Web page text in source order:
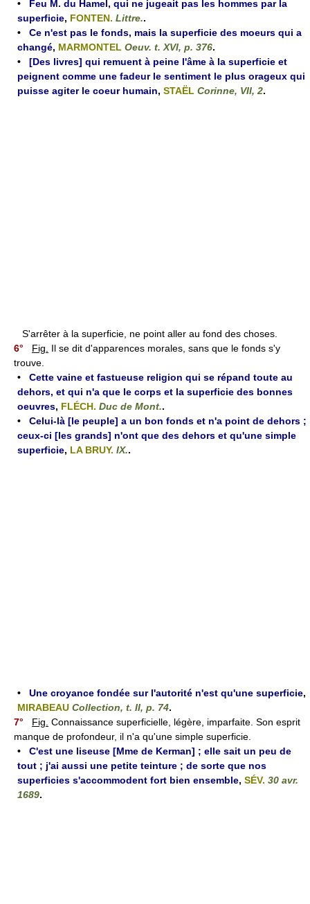
• Feu M. du Hamel, qui ne jugeait pas les hommes par la
superficie, FONTEN. Littre..
• Ce n'est pas le fonds, mais la superficie des moeurs qui a
changé, MARMONTEL Oeuv. t. XVI, p. 376.
• [Des livres] qui remuent à peine l'âme à la superficie et
peignent comme une fadeur le sentiment le plus orageux qui
puisse agiter le coeur humain, STAËL Corinne, VII, 2.
S'arrêter à la superficie, ne point aller au fond des choses.
6°
Fig.
Il se dit d'apparences morales, sans que le fonds s'y
trouve.
• Cette vaine et fastueuse religion qui se répand toute au
dehors, et qui n'a que le corps et la superficie des bonnes
oeuvres, FLÉCH. Duc de Mont..
• Celui-là [le peuple] a un bon fonds et n'a point de dehors ;
ceux-ci [les grands] n'ont que des dehors et qu'une simple
superficie, LA BRUY. IX..
• Une croyance fondée sur l'autorité n'est qu'une superficie,
MIRABEAU Collection, t. II, p. 74.
7°
Fig. Connaissance superficielle, légère, imparfaite. Son esprit
manque de profondeur, il n'a qu'une simple superficie.
• C'est une liseuse [Mme de Kerman] ; elle sait un peu de
tout ; j'ai aussi une petite teinture ; de sorte que nos
superficies s'accommodent fort bien ensemble, SÉV. 30 avr.
1689.